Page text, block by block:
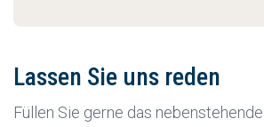
Lassen Sie uns reden
Füllen Sie gerne das